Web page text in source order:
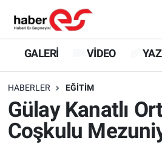
GALERİ VİDEO
HABERLER EĞİTİM
Gülay Kanatlı
Coşkulu
GALERİ
YAZARLAR
GÜNDEM
Eskişehir Nöbetçi
Eskişehir Trafik Yoğunluk
Süper Lig Puan Durumu ve